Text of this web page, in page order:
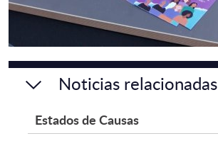
Noticias relacionadas
Estados de Causas